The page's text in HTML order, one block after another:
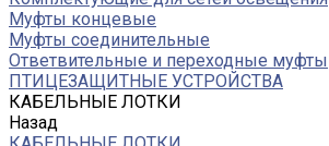
Муфты концевые
Муфты соединительные
Ответвительные и переходные муфты
ПТИЦЕЗАЩИТНЫЕ УСТРОЙСТВА
КАБЕЛЬНЫЕ ЛОТКИ
Назад